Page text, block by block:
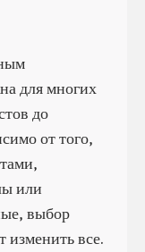
для многих
до
от того,
или
выбор
изменить все.